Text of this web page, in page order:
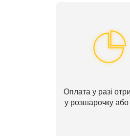
Оплата у разі
у розшарочку або